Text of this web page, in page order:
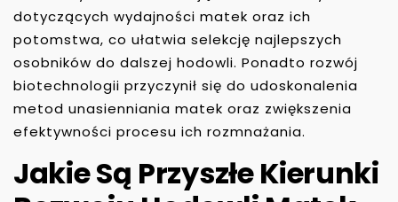
dotyczących wydajności matek oraz ich
potomstwa, co ułatwia selekcję najlepszych
osobników do dalszej hodowli. Ponadto rozwój
biotechnologii przyczynił się do udoskonalenia
metod unasienniania matek oraz zwiększenia
efektywności procesu ich rozmnażania.
Jakie Są Przyszłe Kierunki